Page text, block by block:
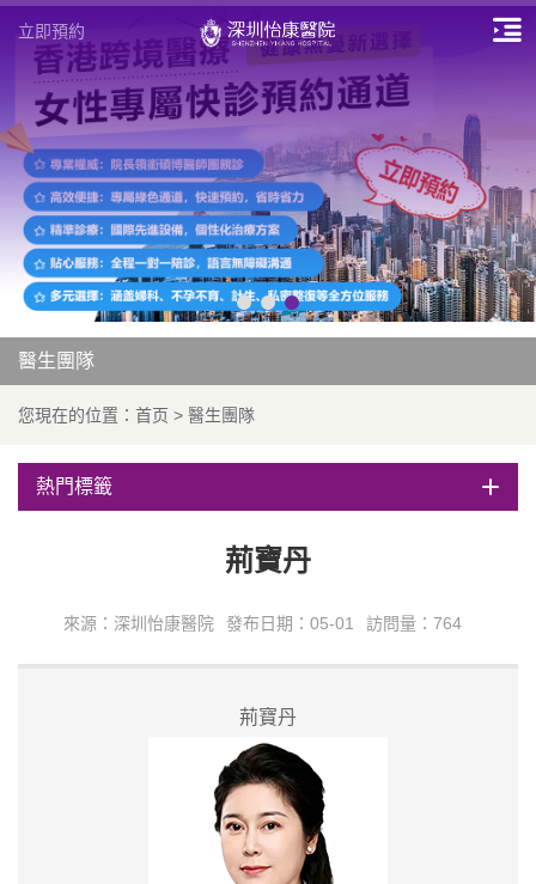
立即預約
醫生團隊
您現在的位置： 首页 > 醫生團隊
熱門標籤
荊寶丹
來源：深圳怡康醫院 發布日期：05-01 訪問量：764
荊寶丹